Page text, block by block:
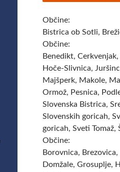
Občine:
Bistrica ob Sotli,
Občine:
Benedikt,
Hoče-Slivnica,
Majšperk, Makole,
Ormož, Pesnica,
Slovenska Bistrica,
Slovenskih goricah,
goricah, Sveti Tomaž,
Občine:
Borovnica,
Domžale, Grosuplje,